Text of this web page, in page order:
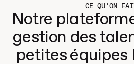
CE QU’ON
Notre
gestion des
petites équipes